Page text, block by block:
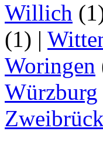
Willich
(1) |
Woringen
Würzburg